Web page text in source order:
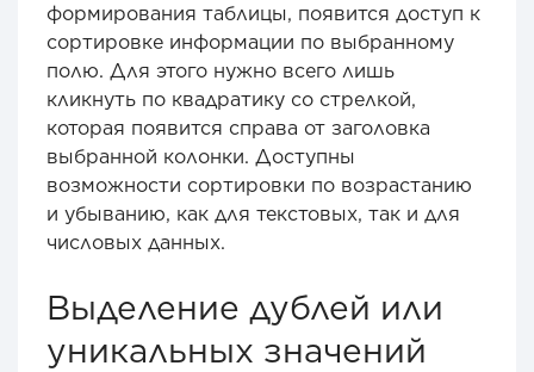
формирования таблицы, появится доступ к
сортировке информации по выбранному
полю. Для этого нужно всего лишь
кликнуть по квадратику со стрелкой,
которая появится справа от заголовка
выбранной колонки. Доступны
возможности сортировки по возрастанию
и убыванию, как для текстовых, так и для
числовых данных.
Выделение дублей или
уникальных значений